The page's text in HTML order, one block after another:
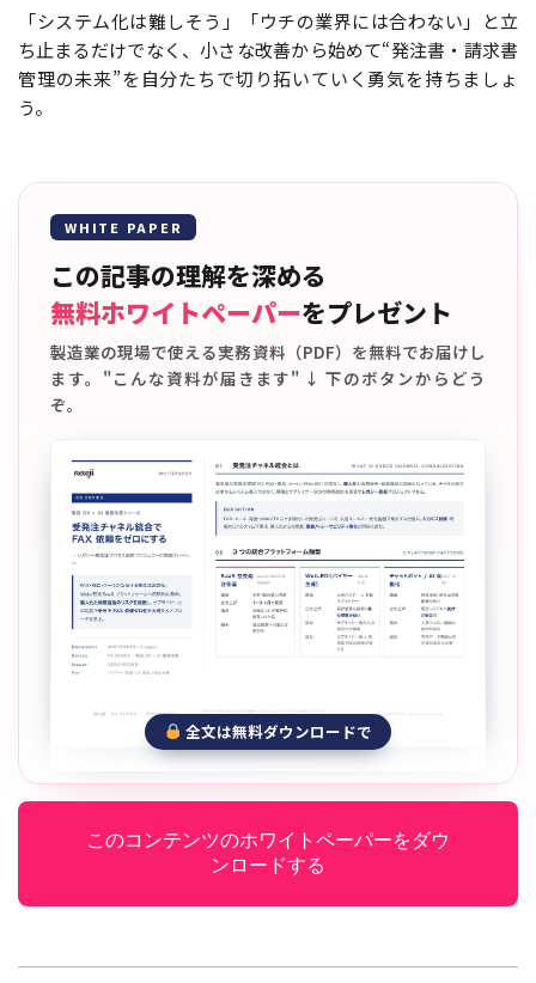
「システム化は難しそう」「ウチの業界には合わない」と立
ち止まるだけでなく、小さな改善から始めて“発注書・請求書
管理の未来”を自分たちで切り拓いていく勇気を持ちましょ
う。
WHITE PAPER
この記事の理解を深める
無料ホワイトペーパーをプレゼント
製造業の現場で使える実務資料（PDF）を無料でお届けし
ます。"こんな資料が届きます" ↓ 下のボタンからどう
ぞ。
全文は無料ダウンロードで
このコンテンツのホワイトペーパーをダウ
ンロードする